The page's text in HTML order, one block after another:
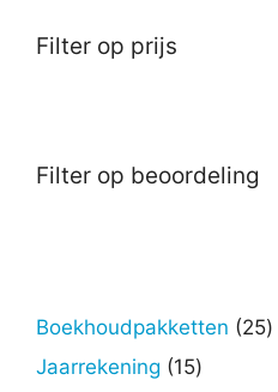
Filter op prijs
Filter op beoordeling
Boekhoudpakketten 2525
Jaarrekening 1515